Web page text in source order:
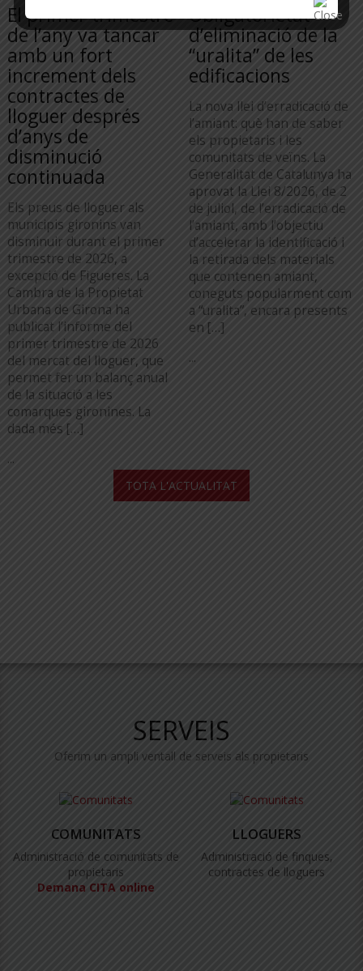
El primer trimestre
de l’any va tancar
amb un fort
increment dels
contractes de
lloguer després
d’anys de
disminució
continuada
Els preus de lloguer als
municipis gironins van
disminuir durant el primer
trimestre de 2026, a
excepció de Figueres. La
Cambra de la Propietat
Urbana de Girona ha
publicat l’informe del
primer trimestre de 2026
del mercat del lloguer, que
permet fer un balanç anual
de la situació a les
comarques gironines. La
dada més […]
...
Obligatorietat
d’eliminació de la
“uralita” de les
edificacions
La nova llei d’erradicació de
l’amiant: què han de saber
els propietaris i les
comunitats de veïns. La
Generalitat de Catalunya ha
aprovat la Llei 8/2026, de 2
de juliol, de l’erradicació de
l’amiant, amb l’objectiu
d’accelerar la identificació i
la retirada dels materials
que contenen amiant,
coneguts popularment com
a “uralita”, encara presents
en […]
...
TOTA L'ACTUALITAT
SERVEIS
Oferim un ampli ventall de serveis als propietaris
COMUNITATS
Administració de comunitats de
propietaris
Demana CITA online
LLOGUERS
Administració de finques,
contractes de lloguers